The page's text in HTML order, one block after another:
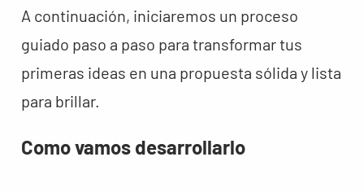
A continuación, iniciaremos un proceso
guiado paso a paso para transformar tus
primeras ideas en una propuesta sólida y lista
para brillar.
Como vamos desarrollarlo